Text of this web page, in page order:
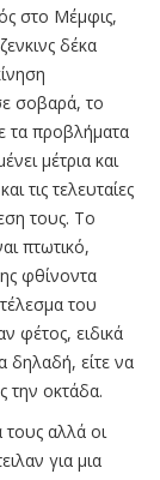
στο Μέμφις,
δέκα
σοβαρά, το
τα προβλήματα
μέτρια και
τις τελευταίες
τους. Το
πτωτικό,
φθίνοντα
του
φέτος, ειδικά
δηλαδή, είτε να
την οκτάδα.
τους αλλά οι
για μια